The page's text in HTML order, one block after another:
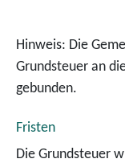
Hinweis: Die
Grundsteuer an
gebunden.
Fristen
Die Grundsteuer